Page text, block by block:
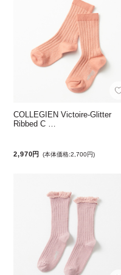
COLLEGIEN Victoire-Glitter
Ribbed C …
2,970円 (本体価格:2,700円)